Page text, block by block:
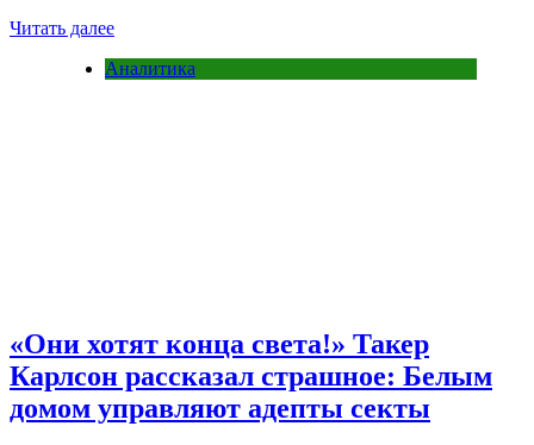
Читать далее
Аналитика
«Они хотят конца света!» Такер
Карлсон рассказал страшное: Белым
домом управляют адепты секты